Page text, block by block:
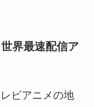
界最速配信ア
ビアニメの地